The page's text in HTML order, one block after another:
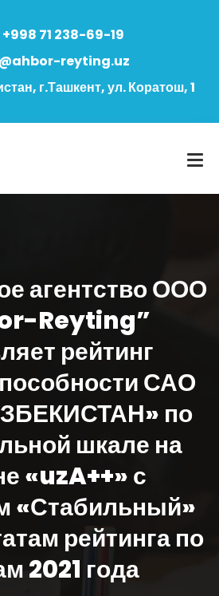
+998 71 238-69-19
reyting.uz
г.Ташкент, ул. Коратош, 1
агентство ООО
Reyting”
рейтинг
САО
по
шкале на
«uzA++» с
«Стабильный»
рейтинга по
2021 года